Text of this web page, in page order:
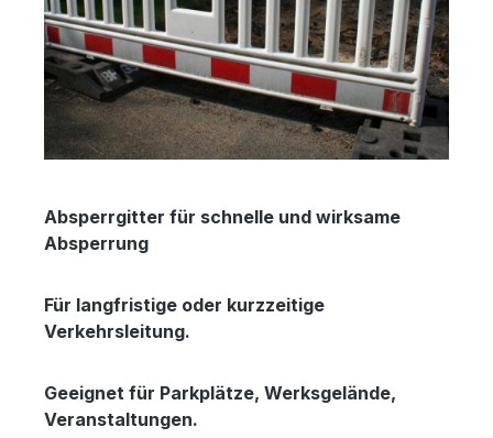
Absperrgitter für schnelle und wirksame
Absperrung
Für langfristige oder kurzzeitige
Verkehrsleitung.
Geeignet für Parkplätze, Werksgelände,
Veranstaltungen.